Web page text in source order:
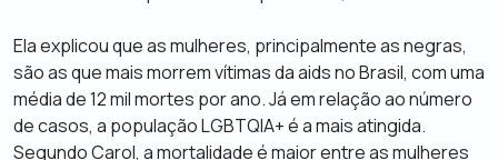
Ela explicou que as mulheres, principalmente as negras,
são as que mais morrem vítimas da aids no Brasil, com uma
média de 12 mil mortes por ano. Já em relação ao número
de casos, a população LGBTQIA+ é a mais atingida.
Segundo Carol, a mortalidade é maior entre as mulheres